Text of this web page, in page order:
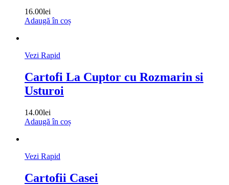
16.00lei
Adaugă în coș
Vezi Rapid
Cartofi La Cuptor cu Rozmarin si
Usturoi
14.00lei
Adaugă în coș
Vezi Rapid
Cartofii Casei